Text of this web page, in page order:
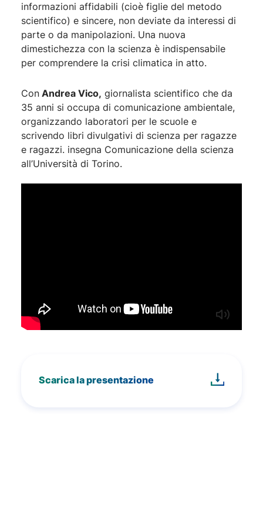
informazioni affidabili (cioè figlie del metodo
scientifico) e sincere, non deviate da interessi di
parte o da manipolazioni. Una nuova
dimestichezza con la scienza è indispensabile
per comprendere la crisi climatica in atto.
Con Andrea Vico, giornalista scientifico che da
35 anni si occupa di comunicazione ambientale,
organizzando laboratori per le scuole e
scrivendo libri divulgativi di scienza per ragazze
e ragazzi. insegna Comunicazione della scienza
all’Università di Torino.
Scarica la presentazione